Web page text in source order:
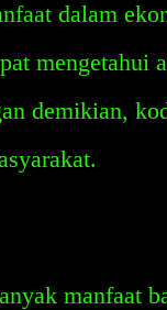
dalam
mengetahui
demikian,
manfaat